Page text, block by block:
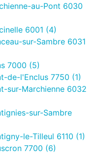
au-Pont 6030
6001 (4)
sur-Sambre 6031
7000 (5)
de-l'Enclus 7750 (1)
sur-Marchienne 6032
sur-Sambre
le-Tilleul 6110 (1)
7700 (6)